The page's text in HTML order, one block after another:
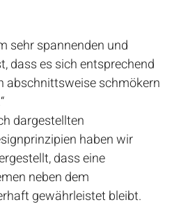
sehr spannenden und
dass es sich entsprechend
abschnittsweise schmökern
dargestellten
haben wir
dass eine
neben dem
gewährleistet bleibt.